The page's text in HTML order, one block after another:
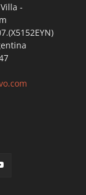
-